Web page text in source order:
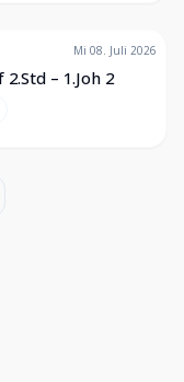
Mi 08. Juli 2026
– 1.Joh 2